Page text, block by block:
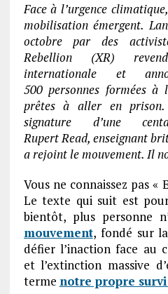
Face à l’urgence
mobilisation émergent.
octobre par des
Rebellion (XR)
internationale et
500 personnes formées à
prêtes à aller en
signature d’une
Rupert Read, enseignant
a rejoint le mouvement. Il
Vous ne connaissez pas «
Le texte qui suit est
bientôt, plus personne
mouvement, fondé sur
défier l’inaction face au
et l’extinction massive
terme notre propre